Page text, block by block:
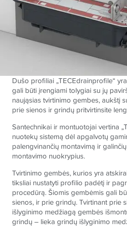
Dušo profiliai „TECEdrainprofile“
gali būti įrengiami tolygiai su jų
naująsias tvirtinimo gembes, aukštį
prie sienos ir grindų pritvirtinsite
Santechnikai ir montuotojai vertina
nuotekų sistemą dėl apgalvotų
palengvinančių montavimą ir
montavimo nuokrypius.
Tvirtinimo gembės, kurios yra
tiksliai nustatyti profilio padėtį ir
procedūrą. Šiomis gembėmis gali
sienos, ir prie grindų. Tvirtinant prie
išlyginimo medžiagą gembės
grindų – lieka grindų išlyginimo